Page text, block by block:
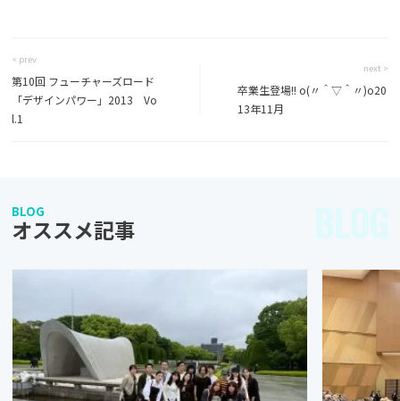
< prev
第10回 フューチャーズロード
「デザインパワー」2013 Vo
l.1
next >
卒業生登場!! o(〃＾▽＾〃)o20
13年11月
BLOG
オススメ記事